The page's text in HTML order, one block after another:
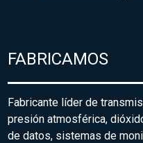
FABRICAMOS
Fabricante líder de
presión atmosférica,
de datos, sistemas de